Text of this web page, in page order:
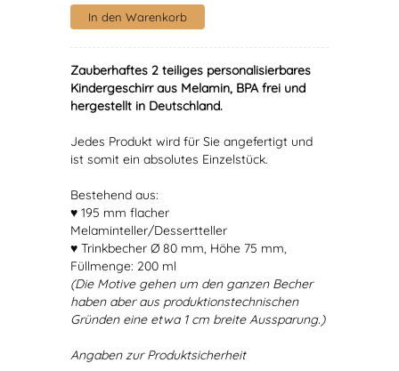
Zauberhaftes 2 teiliges personalisierbares
Kindergeschirr aus Melamin, BPA frei und
hergestellt in Deutschland.
Jedes Produkt wird für Sie angefertigt und
ist somit ein absolutes Einzelstück.
Bestehend aus:
♥ 195 mm flacher
Melaminteller/Dessertteller
♥ Trinkbecher Ø 80 mm, Höhe 75 mm,
Füllmenge: 200 ml
(Die Motive gehen um den ganzen Becher
haben aber aus produktionstechnischen
Gründen eine etwa 1 cm breite Aussparung.)
Angaben zur Produktsicherheit